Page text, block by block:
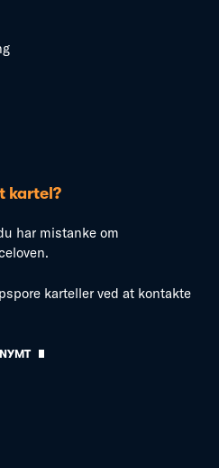
kartel?
har mistanke om
karteller ved at kontakte